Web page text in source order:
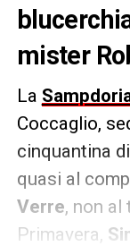
mister
La
Coccaglio,
cinquantina
quasi al
Verre, non al
Primavera,